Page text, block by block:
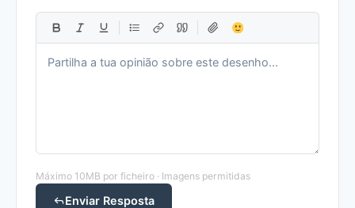
Máximo 10MB por ficheiro · Imagens permitidas
Enviar Resposta